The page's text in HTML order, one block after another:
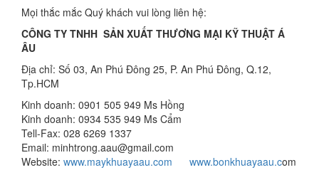
Mọi thắc mắc Quý khách vui lòng liên hệ:
CÔNG TY TNHH SẢN XUẤT THƯƠNG MẠI KỸ THUẬT Á
ÂU
Địa chỉ: Số 03, An Phú Đông 25, P. An Phú Đông, Q.12,
Tp.HCM
Kinh doanh: 0901 505 949 Ms Hồng
Kinh doanh: 0934 535 949 Ms Cẩm
Tell-Fax: 028 6269 1337
Email: minhtrong.aau@gmail.com
Website: www.maykhuayaau.com www.bonkhuayaau.com